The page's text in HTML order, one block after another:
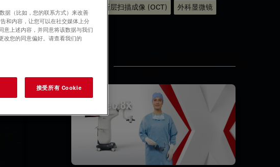
光学相干断层扫描成像 (OCT) 外科显微镜
医学专科
Proveo 8x
据（比如，您的联系方式）来改善
和内容，让您可以在社交媒体上分
意上述内容，并同意将该数据与我们
改您的同意偏好。请查看我们的
接受所有 Cookie